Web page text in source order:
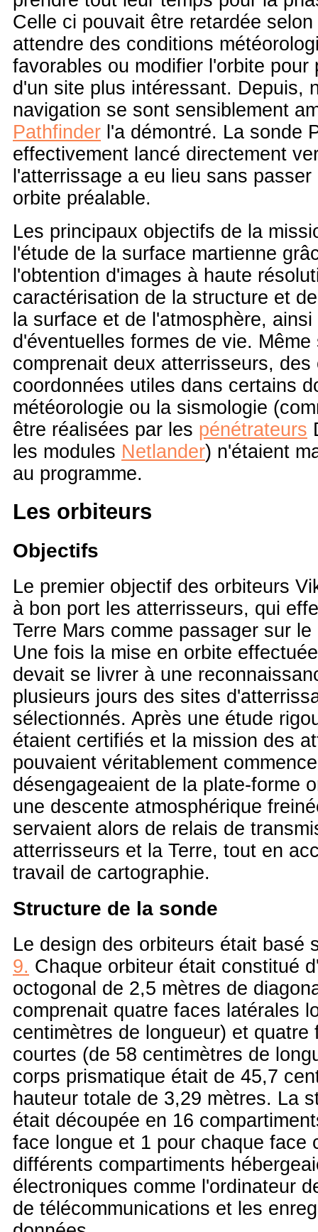
Celle ci pouvait être retardée
attendre des conditions
favorables ou modifier l'orbite pour
d'un site plus intéressant. Depuis,
navigation se sont sensiblement
Pathfinder l'a démontré. La sonde
effectivement lancé directement
l'atterrissage a eu lieu sans
orbite préalable.
Les principaux objectifs de la
l'étude de la surface martienne
l'obtention d'images à haute
caractérisation de la structure et
la surface et de l'atmosphère,
d'éventuelles formes de vie.
comprenait deux atterrisseurs, des
coordonnées utiles dans certains
météorologie ou la sismologie
être réalisées par les pénétrateurs
les modules Netlander) n'étaient
au programme.
Les orbiteurs
Objectifs
Le premier objectif des orbiteurs
à bon port les atterrisseurs, qui
Terre Mars comme passager sur
Une fois la mise en orbite
devait se livrer à une
plusieurs jours des sites
sélectionnés. Après une étude
étaient certifiés et la mission des
pouvaient véritablement
désengageaient de la plate-forme
une descente atmosphérique
servaient alors de relais de
atterrisseurs et la Terre, tout en
travail de cartographie.
Structure de la sonde
Le design des orbiteurs était basé
9. Chaque orbiteur était constitué
octogonal de 2,5 mètres de
comprenait quatre faces latérales
centimètres de longueur) et quatre
courtes (de 58 centimètres de
corps prismatique était de 45,7
hauteur totale de 3,29 mètres. La
était découpée en 16
face longue et 1 pour chaque face
différents compartiments
électroniques comme l'ordinateur
de télécommunications et les